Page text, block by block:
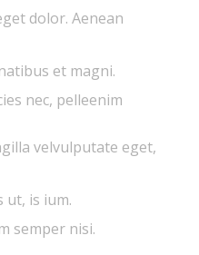
dolor. Aenean
et magni.
nec, pelleenim
velvulputate eget,
ut, is ium.
semper nisi.